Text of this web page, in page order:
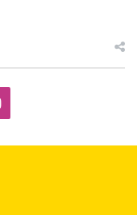
Instagram